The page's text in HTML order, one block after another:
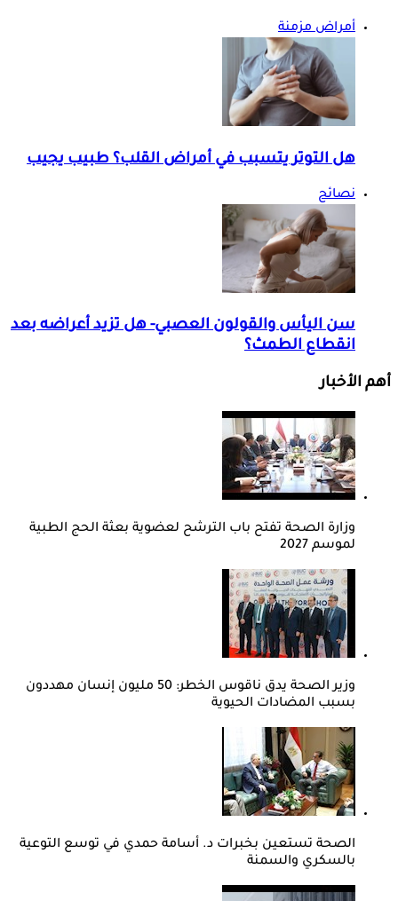
أمراض مزمنة
هل التوتر يتسبب في أمراض القلب؟ طبيب يجيب
نصائح
سن اليأس والقولون العصبي- هل تزيد أعراضه بعد
انقطاع الطمث؟
أهم الأخبار
وزارة الصحة تفتح باب الترشح لعضوية بعثة الحج الطبية
لموسم 2027
وزير الصحة يدق ناقوس الخطر: 50 مليون إنسان مهددون
بسبب المضادات الحيوية
الصحة تستعين بخبرات د. أسامة حمدي في توسع التوعية
بالسكري والسمنة